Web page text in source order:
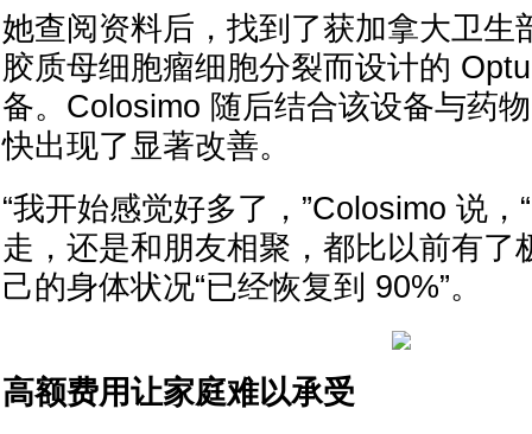
她查阅资料后，找到了获加拿大卫生
胶质母细胞瘤细胞分裂而设计的
备。Colosimo 随后结合该设备与药
快出现了显著改善。
“我开始感觉好多了，”Colosimo 说，
走，还是和朋友相聚，都比以前有了
己的身体状况“已经恢复到 90%”。
高额费用让家庭难以承受